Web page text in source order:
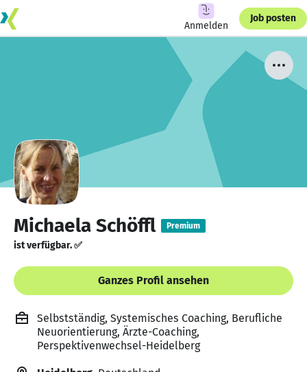
Anmelden
Job posten
Michaela Schöffl Premium
ist verfügbar. ✅
Ganzes Profil ansehen
Selbstständig, Systemisches Coaching, Berufliche
Neuorientierung, Ärzte-Coaching,
Perspektivenwechsel-Heidelberg